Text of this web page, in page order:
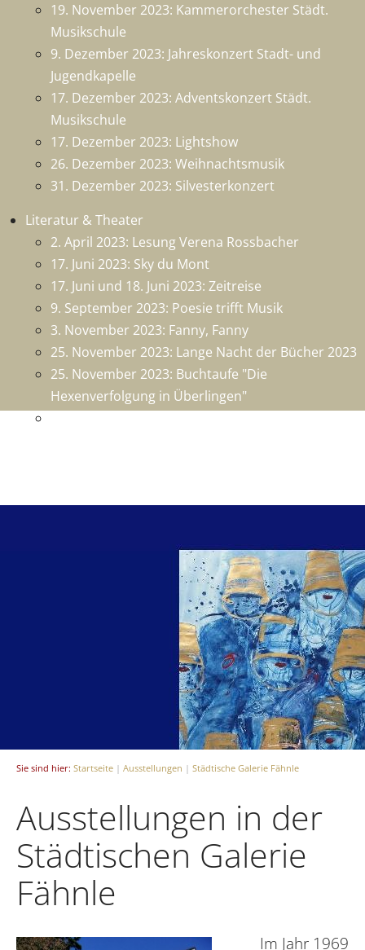
19. November 2023: Kammerorchester Städt.
Musikschule
9. Dezember 2023: Jahreskonzert Stadt- und
Jugendkapelle
17. Dezember 2023: Adventskonzert Städt.
Musikschule
17. Dezember 2023: Lightshow
26. Dezember 2023: Weihnachtsmusik
31. Dezember 2023: Silvesterkonzert
Literatur & Theater
2. April 2023: Lesung Verena Rossbacher
17. Juni 2023: Sky du Mont
17. Juni und 18. Juni 2023: Zeitreise
9. September 2023: Poesie trifft Musik
3. November 2023: Fanny, Fanny
25. November 2023: Lange Nacht der Bücher 2023
25. November 2023: Buchtaufe "Die
Hexenverfolgung in Überlingen"
Sie sind hier: Startseite | Ausstellungen | Städtische Galerie Fähnle
Ausstellungen in der
Städtischen Galerie
Fähnle
Im Jahr 1969